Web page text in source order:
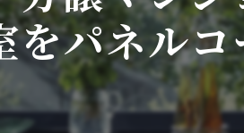
をパネル